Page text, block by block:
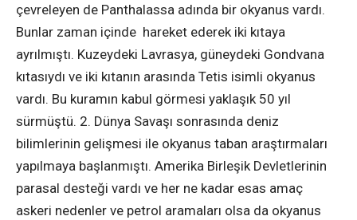
çevreleyen de Panthalassa adında bir okyanus vardı.
Bunlar zaman içinde hareket ederek iki kıtaya
ayrılmıştı. Kuzeydeki Lavrasya, güneydeki Gondvana
kıtasıydı ve iki kıtanın arasında Tetis isimli okyanus
vardı. Bu kuramın kabul görmesi yaklaşık 50 yıl
sürmüştü. 2. Dünya Savaşı sonrasında deniz
bilimlerinin gelişmesi ile okyanus taban araştırmaları
yapılmaya başlanmıştı. Amerika Birleşik Devletlerinin
parasal desteği vardı ve her ne kadar esas amaç
askeri nedenler ve petrol aramaları olsa da okyanus